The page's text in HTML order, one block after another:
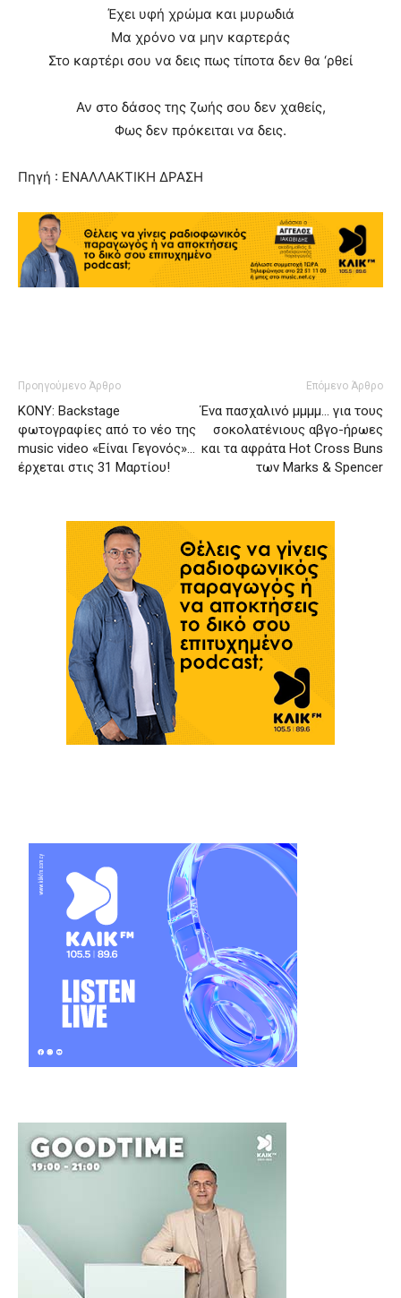
Έχει υφή χρώμα και μυρωδιά
Μα χρόνο να μην καρτεράς
Στο καρτέρι σου να δεις πως τίποτα δεν θα ‘ρθεί
Αν στο δάσος της ζωής σου δεν χαθείς,
Φως δεν πρόκειται να δεις.
Πηγή : ΕΝΑΛΛΑΚΤΙΚΗ ΔΡΑΣΗ
Προηγούμενο Άρθρο
ΚΟΝΥ: Backstage
φωτογραφίες από το νέο της
music video «Είναι Γεγονός»…
έρχεται στις 31 Μαρτίου!
Επόμενο Άρθρο
Ένα πασχαλινό μμμμ… για τους
σοκολατένιους αβγο-ήρωες
και τα αφράτα Hot Cross Buns
των Marks & Spencer